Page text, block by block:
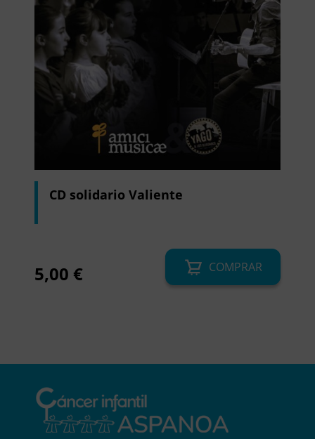
CD solidario Valiente
5,00 € COMPRAR